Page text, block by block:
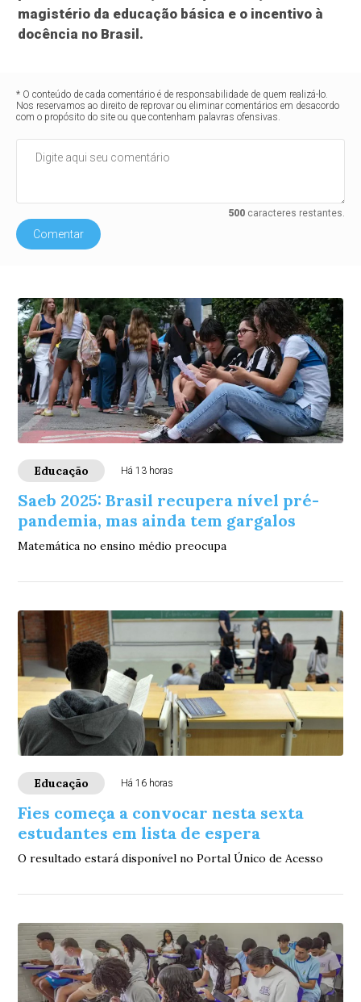
magistério da educação básica e o incentivo à
docência no Brasil.
* O conteúdo de cada comentário é de responsabilidade de quem realizá-lo.
Nos reservamos ao direito de reprovar ou eliminar comentários em desacordo
com o propósito do site ou que contenham palavras ofensivas.
500caracteres restantes.
Comentar
Educação Há 13 horas
Saeb 2025: Brasil recupera nível pré-
pandemia, mas ainda tem gargalos
Matemática no ensino médio preocupa
Educação Há 16 horas
Fies começa a convocar nesta sexta
estudantes em lista de espera
O resultado estará disponível no Portal Único de Acesso